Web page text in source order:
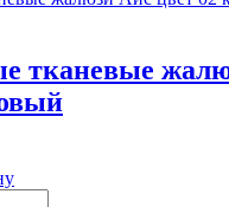
тканевые